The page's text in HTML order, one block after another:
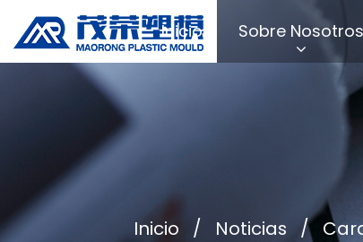
Inicio Sobre Nosotros
Inicio / Noticias /